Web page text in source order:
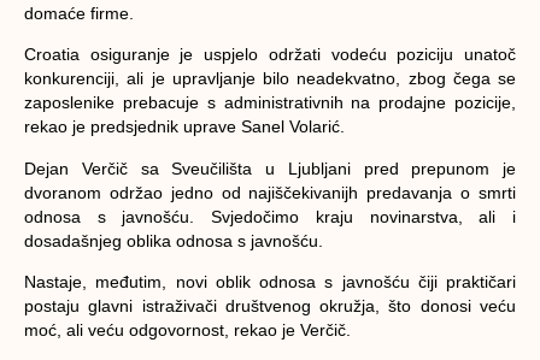
domaće firme.
Croatia osiguranje je uspjelo održati vodeću poziciju unatoč
konkurenciji, ali je upravljanje bilo neadekvatno, zbog čega se
zaposlenike prebacuje s administrativnih na prodajne pozicije,
rekao je predsjednik uprave Sanel Volarić.
Dejan Verčič sa Sveučilišta u Ljubljani pred prepunom je
dvoranom održao jedno od najiščekivanijh predavanja o smrti
odnosa s javnošću. Svjedočimo kraju novinarstva, ali i
dosadašnjeg oblika odnosa s javnošću.
Nastaje, međutim, novi oblik odnosa s javnošću čiji praktičari
postaju glavni istraživači društvenog okružja, što donosi veću
moć, ali veću odgovornost, rekao je Verčič.